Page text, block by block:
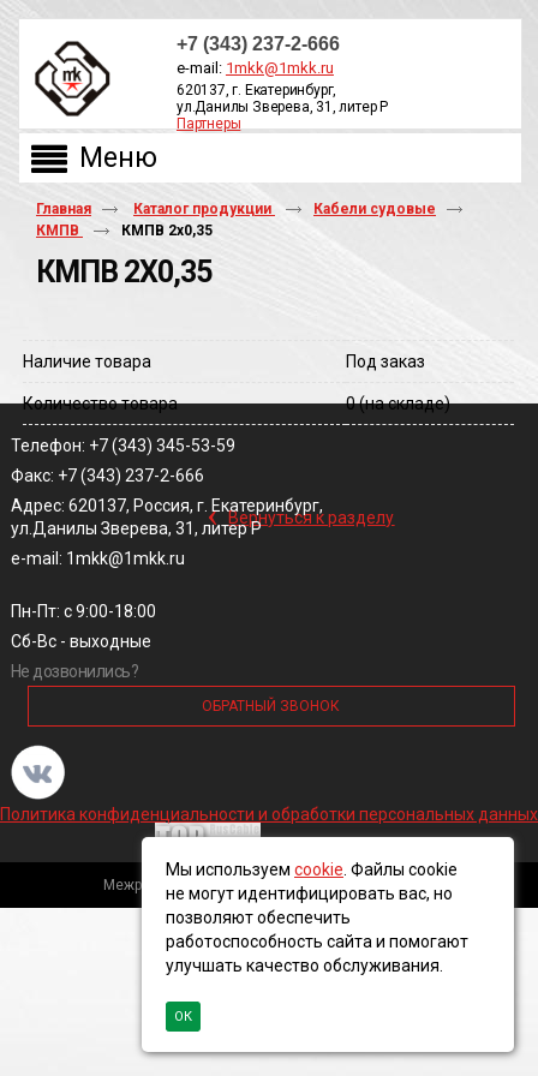
+7 (343) 237-2-666
e-mail: 1mkk@1mkk.ru
620137, г. Екатеринбург,
ул.Данилы Зверева, 31, литер Р
Партнеры
Главная Каталог продукции
Кабели судовые
КМПВ
КМПВ 2х0,35
КМПВ 2Х0,35
Наличие товара Под заказ
Количество товара 0(на складе)
‹ Вернуться к разделу
Телефон: +7 (343) 345-53-59
Факс: +7 (343) 237-2-666
Адрес: 620137, Россия, г. Екатеринбург,
ул.Данилы Зверева, 31, литер Р
e-mail: 1mkk@1mkk.ru
Пн-Пт: с 9:00-18:00
Сб-Вс - выходные
Не дозвонились?
ОБРАТНЫЙ ЗВОНОК
Политика конфиденциальности и обработки персональных данных
Межрегиональная кабельная компания, 2016 ©
Мы используем cookie . Файлы cookie
не могут идентифицировать вас, но
позволяют обеспечить
работоспособность сайта и помогают
улучшать качество обслуживания.
ОК